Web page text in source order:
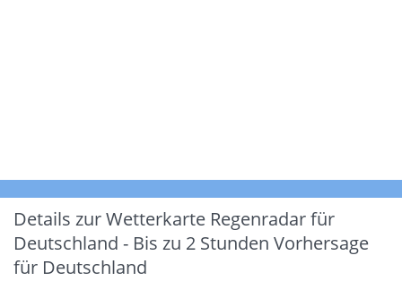
Details zur Wetterkarte Regenradar für
Deutschland - Bis zu 2 Stunden Vorhersage
für Deutschland